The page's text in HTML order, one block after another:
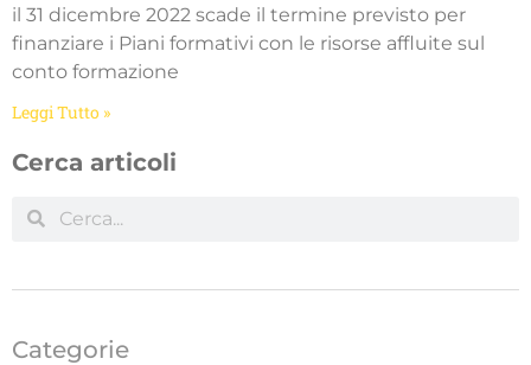
il 31 dicembre 2022 scade il termine previsto per
finanziare i Piani formativi con le risorse affluite sul
conto formazione
Leggi Tutto »
Cerca articoli
Categorie